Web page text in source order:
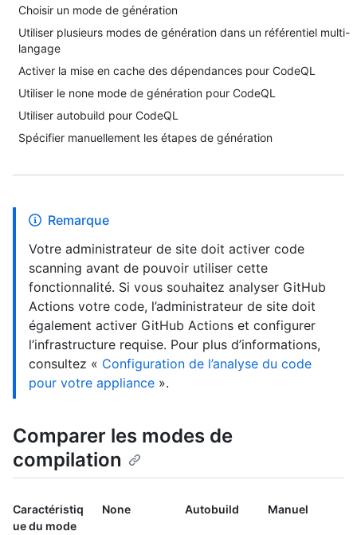
Choisir un mode de génération
Utiliser plusieurs modes de génération dans un référentiel multi-
langage
Activer la mise en cache des dépendances pour CodeQL
Utiliser le none mode de génération pour CodeQL
Utiliser autobuild pour CodeQL
Spécifier manuellement les étapes de génération
Remarque
Votre administrateur de site doit activer code
scanning avant de pouvoir utiliser cette
fonctionnalité. Si vous souhaitez analyser GitHub
Actions votre code, l’administrateur de site doit
également activer GitHub Actions et configurer
l’infrastructure requise. Pour plus d’informations,
consultez « Configuration de l’analyse du code
pour votre appliance ».
Comparer les modes de
compilation
Caractéristiq
ue du mode
None Autobuild Manuel